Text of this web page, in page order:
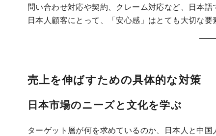
問い合わせ対応や契約、クレーム対応など、日本語
日本人顧客にとって、「安心感」はとても大切な要
売上を伸ばすための具体的な対策
日本市場のニーズと文化を学ぶ
ターゲット層が何を求めているのか、日本人と中国